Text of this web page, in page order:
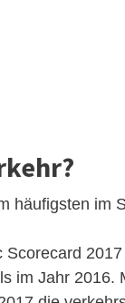
häufigsten im
im Jahr 2016.